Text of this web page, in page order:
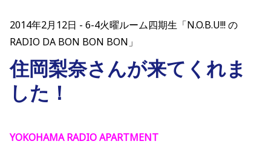
2014年2月12日
6-4火曜ルーム四期生「N.O.B.U!!! の
RADIO DA BON BON BON」
住岡梨奈さんが来てくれま
した！
YOKOHAMA RADIO APARTMENT